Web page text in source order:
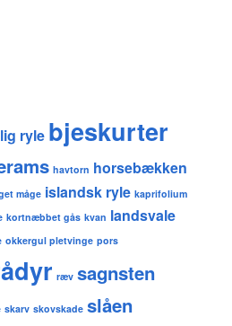
ryle bjeskurter
havtorn horsebækken
måge islandsk ryle kaprifolium
kortnæbbet gås kvan landsvale
okkergul pletvinge pors
ræv sagnsten
skarv skovskade slåen